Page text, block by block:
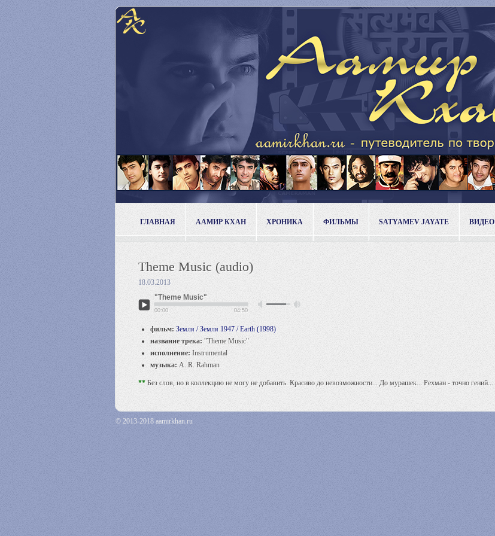
ГЛАВНАЯ ААМИР КХАН ХРОНИКА ФИЛЬМЫ SATYAMEV JAYATE ВИДЕО
Theme Music (audio)
18.03.2013
"Theme Music"
00:00 04:50
фильм: Земля / Земля 1947 / Earth (1998)
название трека: "Theme Music"
исполнение: Instrumental
музыка: A. R. Rahman
** Без слов, но в коллекцию не могу не добавить. Красиво до невозможности... До мурашек... Рехман - точно гений...
© 2013-2018 aamirkhan.ru